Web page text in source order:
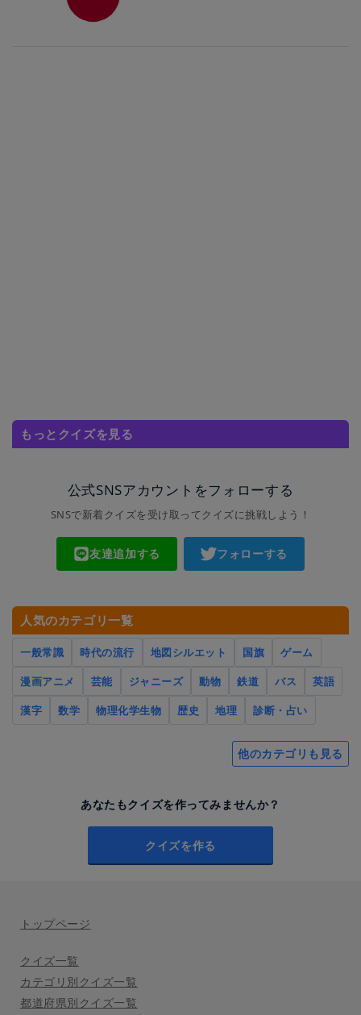
もっとクイズを見る
公式SNSアカウントをフォローする
SNSで新着クイズを受け取ってクイズに挑戦しよう！
友達追加する フォローする
人気のカテゴリ一覧
一般常識 時代の流行 地図シルエット 国旗
ゲーム
漫画アニメ
芸能 ジャニーズ 動物 鉄道 バス
英語
漢字
数学 物理化学生物 歴史 地理 診断・占い
他のカテゴリも見る
あなたもクイズを作ってみませんか？
クイズを作る
トップページ
クイズ一覧
カテゴリ別クイズ一覧
都道府県別クイズ一覧